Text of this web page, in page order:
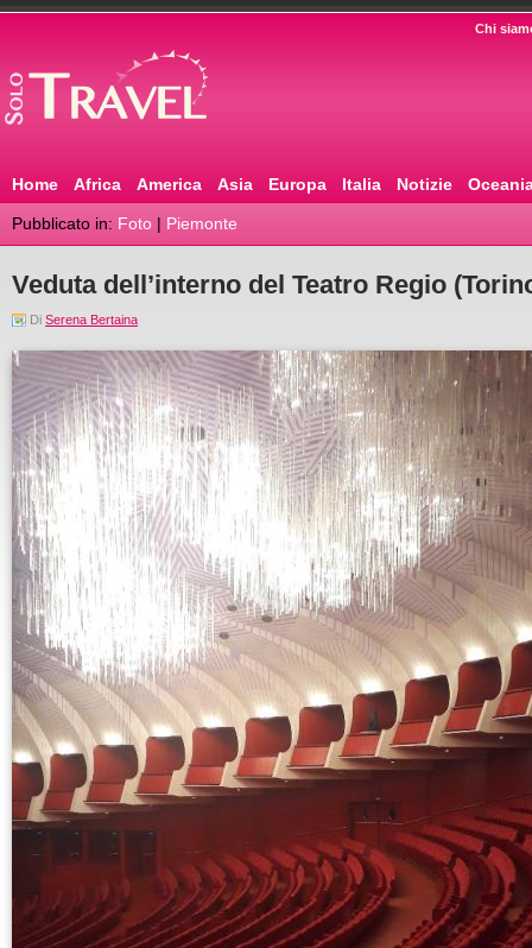
Chi
Home Africa America Asia Europa Italia Notizie
Pubblicato in: Foto | Piemonte
Veduta dell’interno del Teatro Regio
Di Serena Bertaina